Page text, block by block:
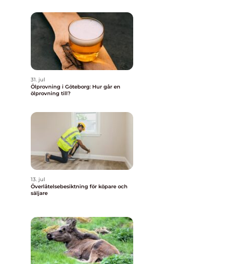
31. jul
Ölprovning i Göteborg: Hur går en
ölprovning till?
13. jul
Överlåtelsebesiktning för köpare och
säljare